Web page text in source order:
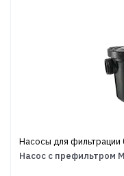
Насосы для фильтрации
Насос с префильтром